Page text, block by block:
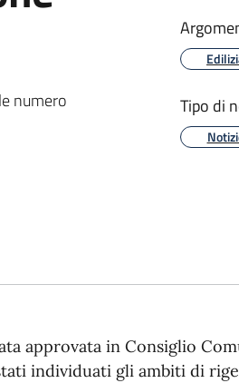
numero
Tipo di
approvata in Consiglio
individuati gli ambiti di